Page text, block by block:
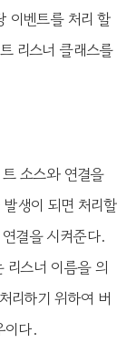
이벤트를 처리 할
리스너 클래스를
소스와 연결을
생이 되면 처리할
결을 시켜준다.
스너 이름을 의
리하기 위하여 버
이다.